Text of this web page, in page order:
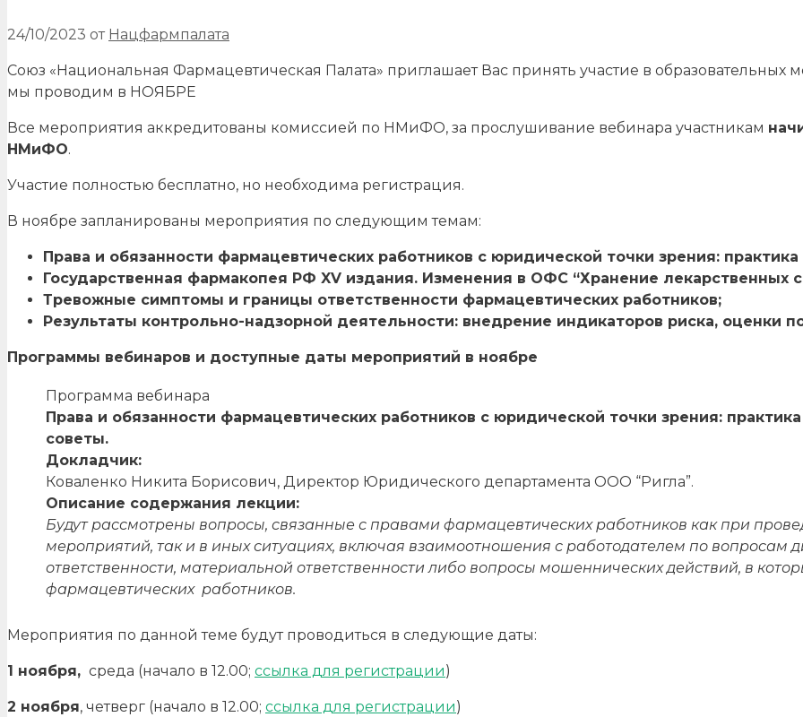
24/10/2023 от Нацфармпалата
Союз «Национальная Фармацевтическая Палата» приглашает Вас принять участие в образовательных
мы проводим в НОЯБРЕ
Все мероприятия аккредитованы комиссией по НМиФО, за прослушивание вебинара участникам
НМиФО.
Участие полностью бесплатно, но необходима регистрация.
В ноябре запланированы мероприятия по следующим темам:
Права и обязанности фармацевтических работников с юридической точки зрения:
Государственная фармакопея РФ XV издания. Изменения в ОФС “Хранение лекарственных
Тревожные симптомы и границы ответственности фармацевтических работников;
Результаты контрольно-надзорной деятельности: внедрение индикаторов риска, оценки
Программы вебинаров и доступные даты мероприятий в ноябре
Программа вебинара
Права и обязанности фармацевтических работников с юридической точки зрения:
советы.
Докладчик:
Коваленко Никита Борисович, Директор Юридического департамента ООО “Ригла”.
Описание содержания лекции:
Будут рассмотрены вопросы, связанные с правами фармацевтических работников как при
мероприятий, так и в иных ситуациях, включая взаимоотношения с работодателем по вопросам
ответственности, материальной ответственности либо вопросы мошеннических действий, в
фармацевтических работников.
Мероприятия по данной теме будут проводиться в следующие даты:
1 ноября, среда (начало в 12.00; ссылка для регистрации)
2 ноября, четверг (начало в 12.00; ссылка для регистрации)